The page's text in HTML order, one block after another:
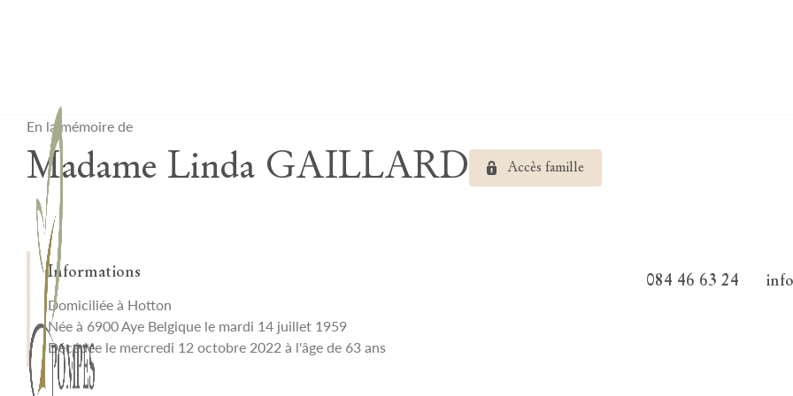
084 46 63 24
En la mémoire de
Madame Linda GAILLARD Accès famille
Informations
Domiciliée à Hotton
Née à 6900 Aye Belgique le mardi 14 juillet 1959
Décédée le mercredi 12 octobre 2022 à l'âge de 63 ans